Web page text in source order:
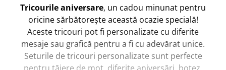
Tricourile aniversare, un cadou minunat pentru
oricine sărbătorește această ocazie specială!
Aceste tricouri pot fi personalizate cu diferite
mesaje sau grafică pentru a fi cu adevărat unice.
Seturile de tricouri personalizate sunt perfecte